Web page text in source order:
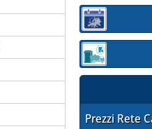
Sezione:
Sezione:
Prezzi Rete